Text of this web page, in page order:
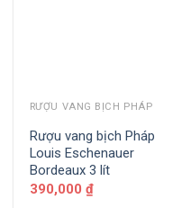
RƯỢU VANG BỊCH PHÁP
Rượu vang bịch Pháp
Louis Eschenauer
Bordeaux 3 lít
390,000 ₫